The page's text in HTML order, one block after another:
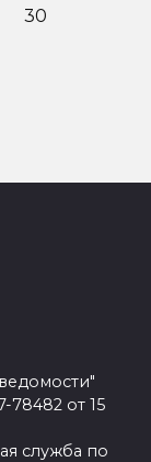
30
от 15
служба по